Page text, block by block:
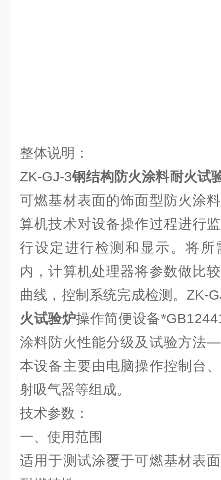
整体说明：
ZK-GJ-3钢结构防火涂料耐火试
可燃基材表面的饰面型防火涂
算机技术对设备操作过程进行
行设定进行检测和显示。将所
内，计算机处理器将参数做比
曲线，控制系统完成检测。ZK-
火试验炉操作简便设备
涂料防火性能分级及试验方法
本设备主要由电脑操作控制台
射吸气器等组成。
技术参数：
一、使用范围
适用于测试涂覆于可燃基材表